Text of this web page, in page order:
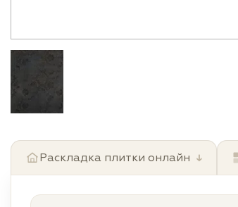
Раскладка плитки онлайн ↓